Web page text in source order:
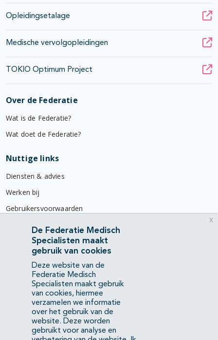
Opleidingsetalage
Medische vervolgopleidingen
TOKIO Optimum Project
Over de Federatie
Wat is de Federatie?
Wat doet de Federatie?
Nuttige links
Diensten & advies
Werken bij
Gebruikersvoorwaarden
Privacyverklaring
Contact
Mercatorlaan 1200
3528 BL Utrecht
(088) 505 34 34
info@richtlijnendatabase.nl
YouTubeLinkedIn
De Federatie Medisch
Specialisten maakt
gebruik van cookies
Deze website van de
Federatie Medisch
Specialisten maakt gebruik
van cookies, hiermee
verzamelen we informatie
over het gebruik van de
website. Deze worden
gebruikt voor analyse en
x